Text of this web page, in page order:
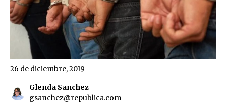
Glenda Sanchez
gsanchez@republica.com
26 de diciembre, 2019